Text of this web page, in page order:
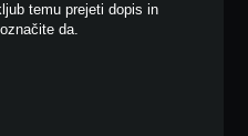
temu prejeti dopis in
da.